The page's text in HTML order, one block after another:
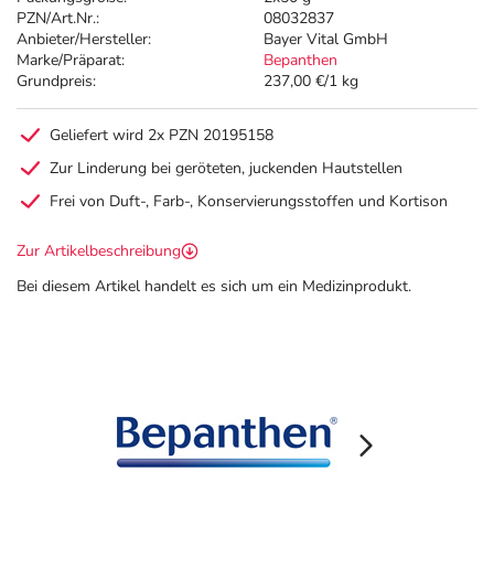
PZN/Art.Nr.:
08032837
Anbieter/Hersteller:
Bayer Vital GmbH
Marke/Präparat:
Bepanthen
Grundpreis:
237,00 €/1 kg
Geliefert wird 2x PZN 20195158
Zur Linderung bei geröteten, juckenden Hautstellen
Frei von Duft-, Farb-, Konservierungsstoffen und Kortison
Zur Artikelbeschreibung
Bei diesem Artikel handelt es sich um ein Medizinprodukt.